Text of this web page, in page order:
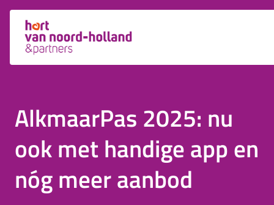
AlkmaarPas 2025: nu
ook met handige app en
nóg meer aanbod